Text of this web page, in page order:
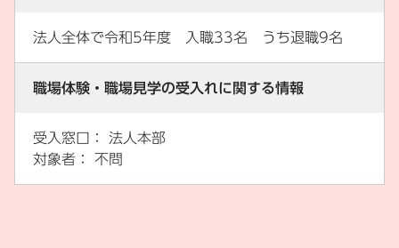
法人全体で令和5年度 入職33名 うち退職9名
職場体験・職場見学の受入れに関する情報
受入窓口： 法人本部
対象者： 不問